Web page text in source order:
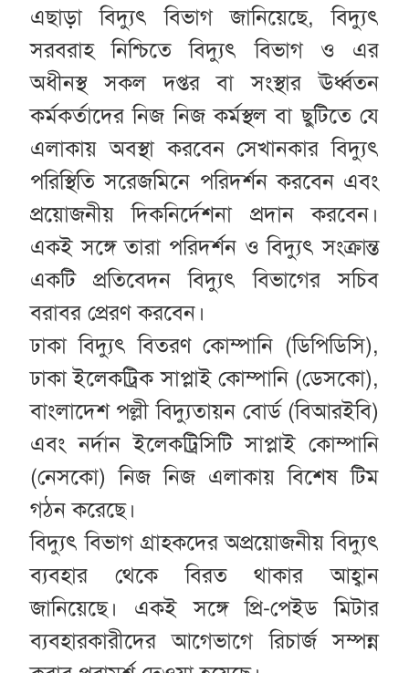
এছাড়া বিদ্যুৎ বিভাগ জানিয়েছে, বিদ্যুৎ
সরবরাহ নিশ্চিতে বিদ্যুৎ বিভাগ ও এর
অধীনস্থ সকল দপ্তর বা সংস্থার ঊর্ধ্বতন
কর্মকর্তাদের নিজ নিজ কর্মস্থল বা ছুটিতে যে
এলাকায় অবস্থা করবেন সেখানকার বিদ্যুৎ
পরিস্থিতি সরেজমিনে পরিদর্শন করবেন এবং
প্রয়োজনীয় দিকনির্দেশনা প্রদান করবেন।
একই সঙ্গে তারা পরিদর্শন ও বিদ্যুৎ সংক্রান্ত
একটি প্রতিবেদন বিদ্যুৎ বিভাগের সচিব
বরাবর প্রেরণ করবেন।
ঢাকা বিদ্যুৎ বিতরণ কোম্পানি (ডিপিডিসি),
ঢাকা ইলেকট্রিক সাপ্লাই কোম্পানি (ডেসকো),
বাংলাদেশ পল্লী বিদ্যুতায়ন বোর্ড (বিআরইবি)
এবং নর্দান ইলেকট্রিসিটি সাপ্লাই কোম্পানি
(নেসকো) নিজ নিজ এলাকায় বিশেষ টিম
গঠন করেছে।
বিদ্যুৎ বিভাগ গ্রাহকদের অপ্রয়োজনীয় বিদ্যুৎ
ব্যবহার থেকে বিরত থাকার আহ্বান
জানিয়েছে। একই সঙ্গে প্রি-পেইড মিটার
ব্যবহারকারীদের আগেভাগে রিচার্জ সম্পন্ন